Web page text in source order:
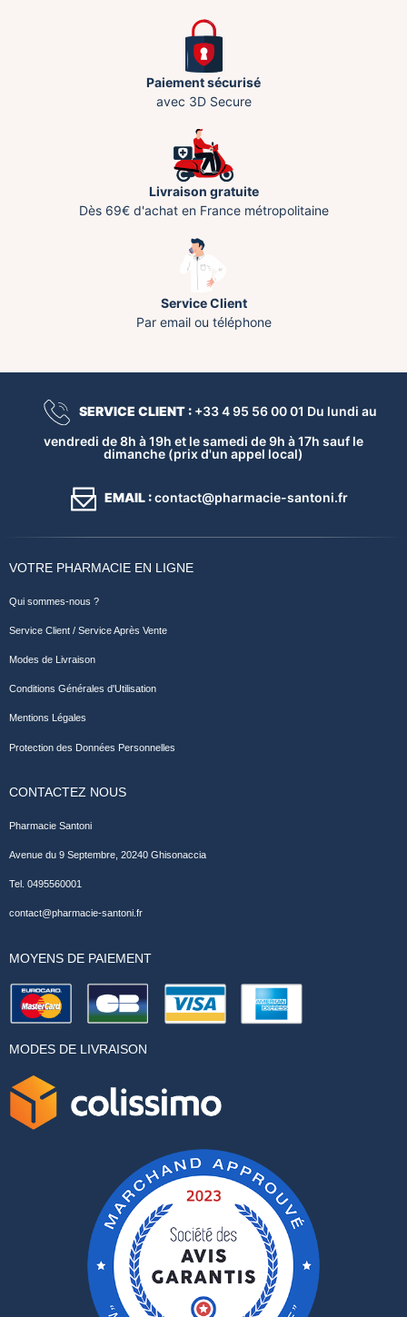
Paiement sécurisé
avec 3D Secure
Livraison gratuite
Dès 69€ d'achat en France métropolitaine
Service Client
Par email ou téléphone
SERVICE CLIENT :+33 4 95 56 00 01 Du lundi au
vendredi de 8h à 19h et le samedi de 9h à 17h sauf le
dimanche (prix d'un appel local)
EMAIL :contact@pharmacie-santoni.fr
VOTRE PHARMACIE EN LIGNE
Qui sommes-nous ?
Service Client / Service Après Vente
Modes de Livraison
Conditions Générales d'Utilisation
Mentions Légales
Protection des Données Personnelles
CONTACTEZ NOUS
Pharmacie Santoni
Avenue du 9 Septembre, 20240 Ghisonaccia
Tel. 0495560001
contact@pharmacie-santoni.fr
MOYENS DE PAIEMENT
MODES DE LIVRAISON